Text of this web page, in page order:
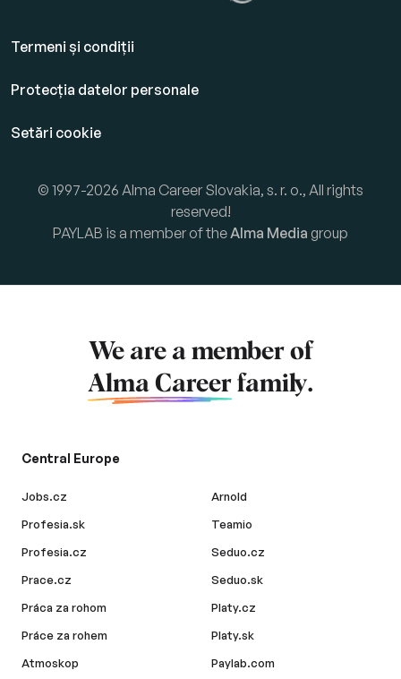
Termeni și condiții
Protecția datelor personale
Setări cookie
© 1997-2026 Alma Career Slovakia, s. r. o., All rights
reserved!
PAYLAB is a member of the Alma Media group
We are a member of
Alma Career family.
Central Europe
Jobs.cz
Profesia.sk
Profesia.cz
Prace.cz
Práca za rohom
Práce za rohem
Atmoskop
Arnold
Teamio
Seduo.cz
Seduo.sk
Platy.cz
Platy.sk
Paylab.com